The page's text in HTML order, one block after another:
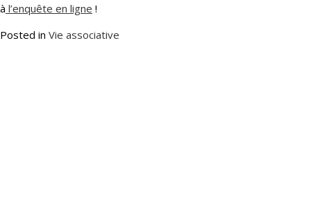
à l’enquête en ligne !
Posted in Vie associative